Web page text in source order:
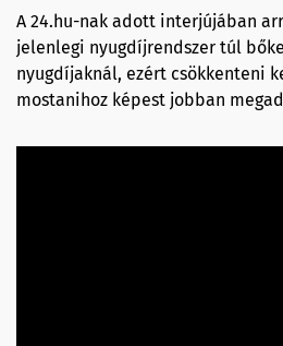
A 24.hu-nak adott interjújában
jelenlegi nyugdíjrendszer túl
nyugdíjaknál, ezért csökkenteni
mostanihoz képest jobban